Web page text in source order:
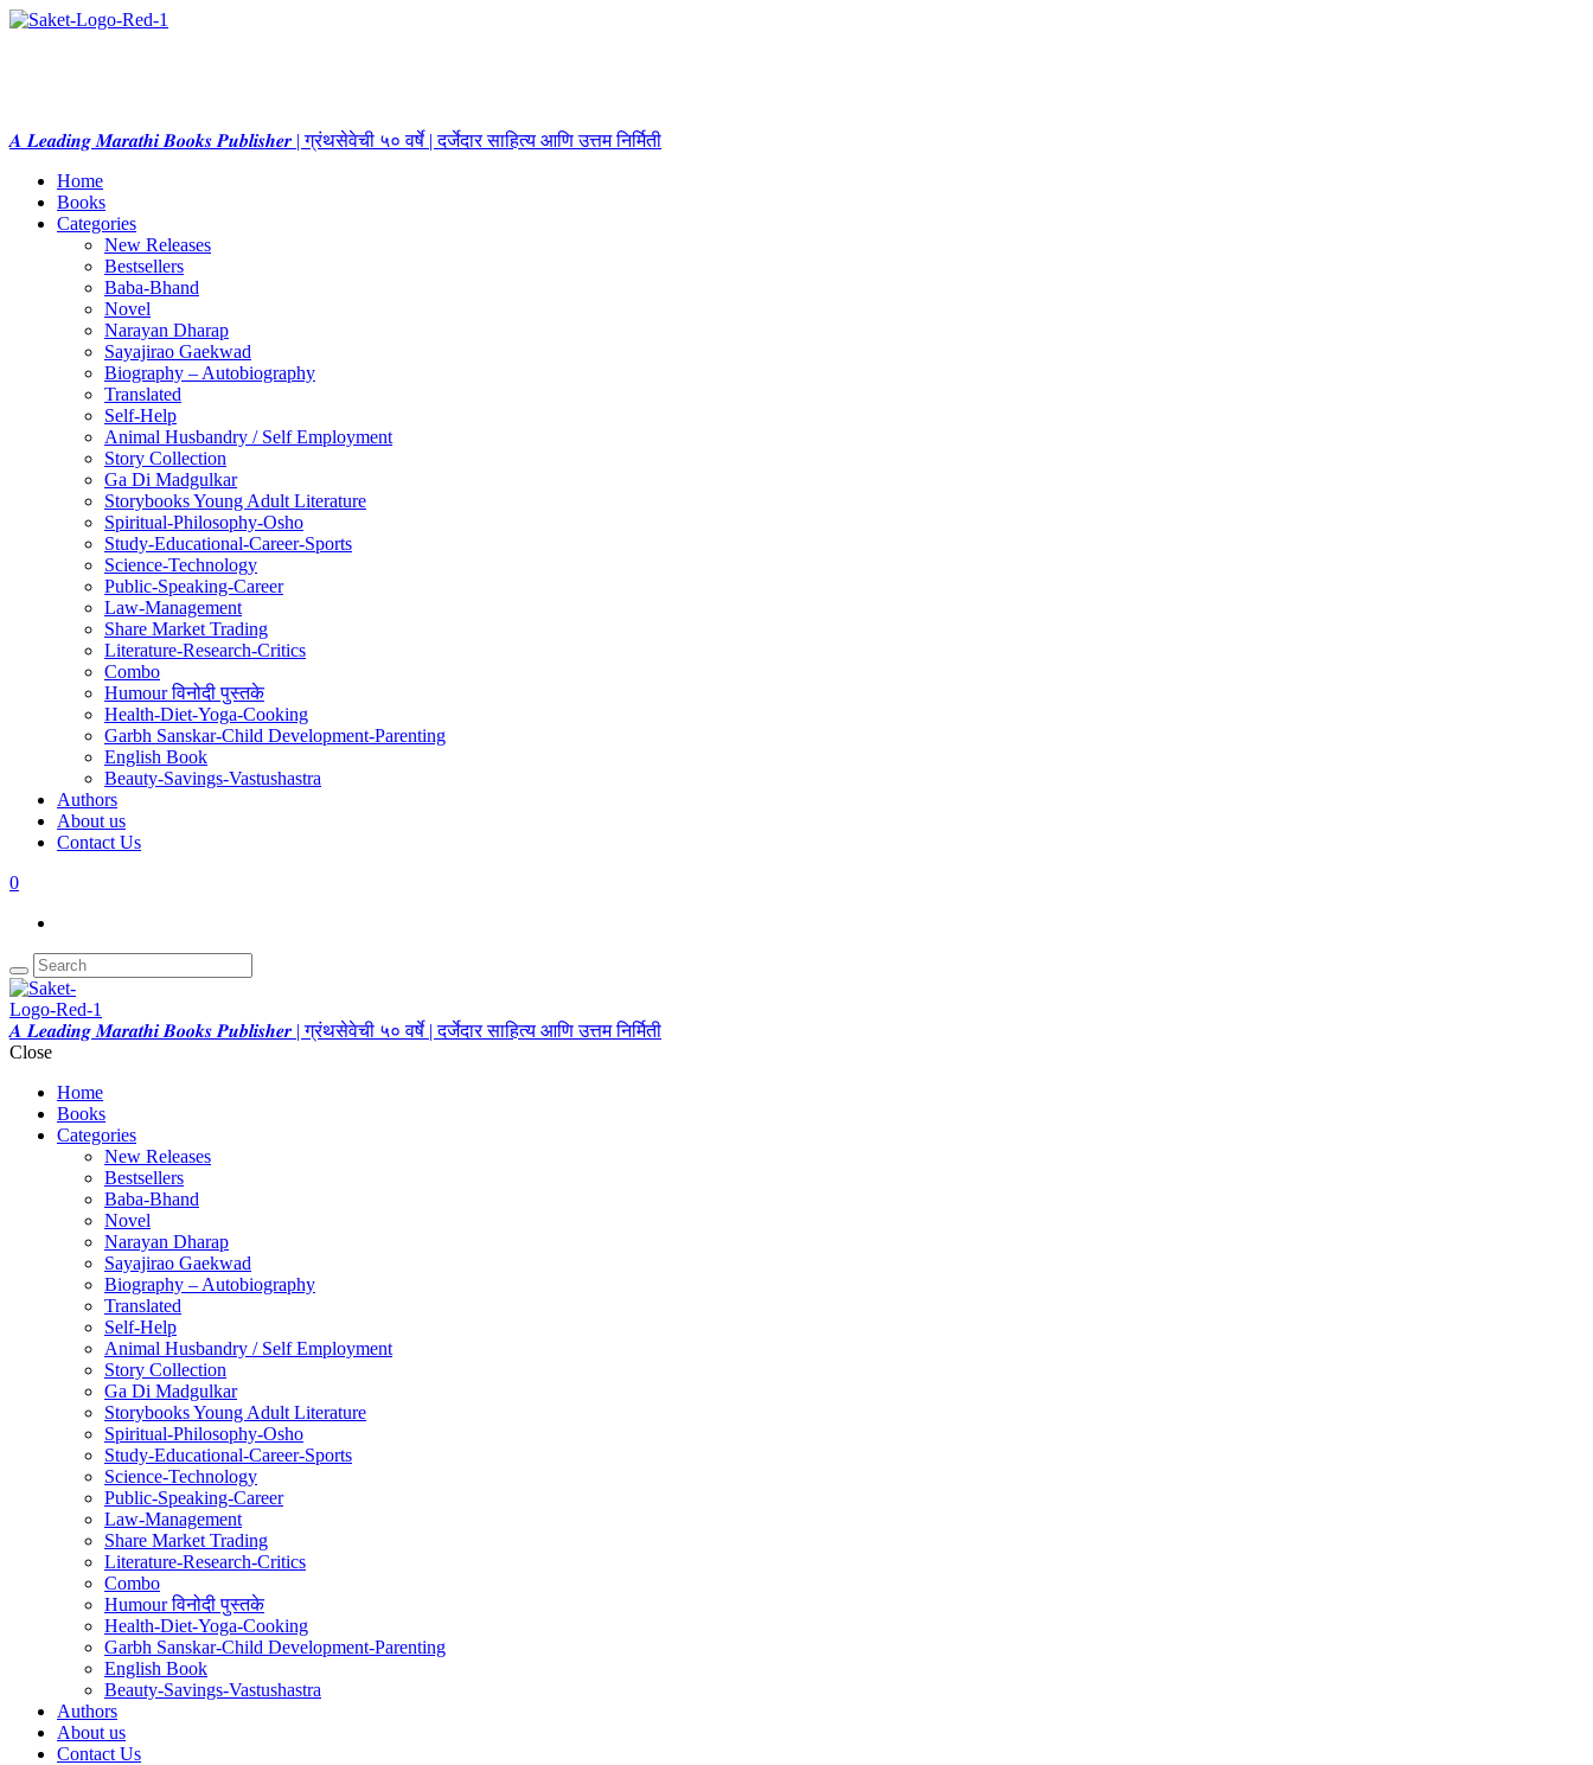
𝑨 𝑳𝒆𝒂𝒅𝒊𝒏𝒈 𝑴𝒂𝒓𝒂𝒕𝒉𝒊 𝑩𝒐𝒐𝒌𝒔 𝑷𝒖𝒃𝒍𝒊𝒔𝒉𝒆𝒓 | ग्रंथसेवेची ५० वर्षे | दर्जेदार साहित्य आणि उत्तम निर्मिती
Home
Books
Categories
New Releases
Bestsellers
Baba-Bhand
Novel
Narayan Dharap
Sayajirao Gaekwad
Biography – Autobiography
Translated
Self-Help
Animal Husbandry / Self Employment
Story Collection
Ga Di Madgulkar
Storybooks Young Adult Literature
Spiritual-Philosophy-Osho
Study-Educational-Career-Sports
Science-Technology
Public-Speaking-Career
Law-Management
Share Market Trading
Literature-Research-Critics
Combo
Humour विनोदी पुस्तके
Health-Diet-Yoga-Cooking
Garbh Sanskar-Child Development-Parenting
English Book
Beauty-Savings-Vastushastra
Authors
About us
Contact Us
0
𝑨 𝑳𝒆𝒂𝒅𝒊𝒏𝒈 𝑴𝒂𝒓𝒂𝒕𝒉𝒊 𝑩𝒐𝒐𝒌𝒔 𝑷𝒖𝒃𝒍𝒊𝒔𝒉𝒆𝒓 | ग्रंथसेवेची ५० वर्षे | दर्जेदार साहित्य आणि उत्तम निर्मिती
Close
Home
Books
Categories
New Releases
Bestsellers
Baba-Bhand
Novel
Narayan Dharap
Sayajirao Gaekwad
Biography – Autobiography
Translated
Self-Help
Animal Husbandry / Self Employment
Story Collection
Ga Di Madgulkar
Storybooks Young Adult Literature
Spiritual-Philosophy-Osho
Study-Educational-Career-Sports
Science-Technology
Public-Speaking-Career
Law-Management
Share Market Trading
Literature-Research-Critics
Combo
Humour विनोदी पुस्तके
Health-Diet-Yoga-Cooking
Garbh Sanskar-Child Development-Parenting
English Book
Beauty-Savings-Vastushastra
Authors
About us
Contact Us